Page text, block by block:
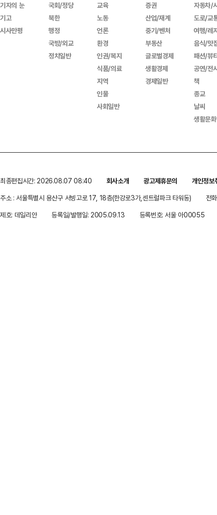
기자의 눈
기고
시사만평
국회/정당
북한
행정
국방/외교
정치일반
교육
노동
언론
환경
인권/복지
식품/의료
지역
인물
사회일반
증권
산업/재계
중기/벤처
부동산
글로벌경제
생활경제
경제일반
자동차/
도로/교
여행/레
음식/맛
패션/뷰
공연/전
책
종교
날씨
생활문
최종편집시간: 2026.08.07 08:40 회사소개 광고제휴문의
개인정보
주소 : 서울특별시 용산구 서빙고로 17, 18층(한강로3가,센트럴파크 타워동)
전
제호: 데일리안
등록일/발행일: 2005.09.13 등록번호: 서울 아00055